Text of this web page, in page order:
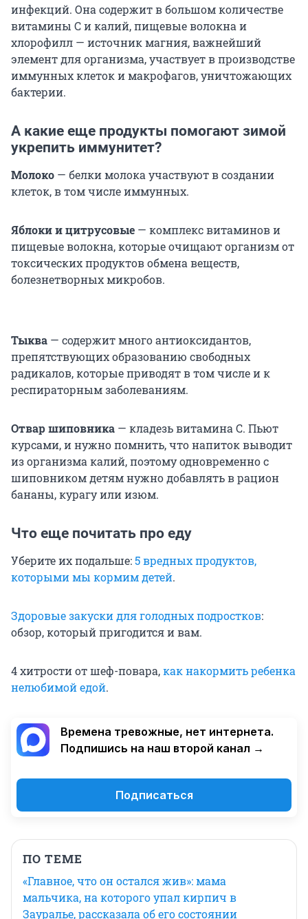
инфекций. Она содержит в большом количестве
витамины С и калий, пищевые волокна и
хлорофилл — источник магния, важнейший
элемент для организма, участвует в производстве
иммунных клеток и макрофагов, уничтожающих
бактерии.
А какие еще продукты помогают зимой
укрепить иммунитет?
Молоко — белки молока участвуют в создании
клеток, в том числе иммунных.
Яблоки и цитрусовые — комплекс витаминов и
пищевые волокна, которые очищают организм от
токсических продуктов обмена веществ,
болезнетворных микробов.
Тыква — содержит много антиоксидантов,
препятствующих образованию свободных
радикалов, которые приводят в том числе и к
респираторным заболеваниям.
Отвар шиповника — кладезь витамина С. Пьют
курсами, и нужно помнить, что напиток выводит
из организма калий, поэтому одновременно с
шиповником детям нужно добавлять в рацион
бананы, курагу или изюм.
Что еще почитать про еду
Уберите их подальше:5 вредных продуктов,
которыми мы кормим детей.
Здоровые закуски для голодных подростков:
обзор, который пригодится и вам.
4 хитрости от шеф-повара,как накормить ребенка
нелюбимой едой.
Времена тревожные, нет интернета.
Подпишись на наш второй канал →
Подписаться
ПО ТЕМЕ
«Главное, что он остался жив»: мама
мальчика, на которого упал кирпич в
Зауралье, рассказала об его состоянии